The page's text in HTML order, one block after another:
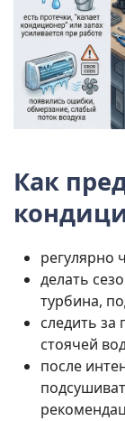
Как
регулярно
делать
турбина,
следить
стоячей
после